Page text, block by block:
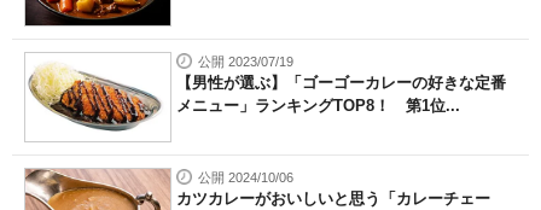
公開 2023/07/19
【男性が選ぶ】「ゴーゴーカレーの好きな定番
メニュー」ランキングTOP8！ 第1位...
公開 2024/10/06
カツカレーがおいしいと思う「カレーチェー